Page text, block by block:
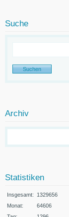
Suche
Archiv
Statistiken
Insgesamt: 1329656
Monat:
64606